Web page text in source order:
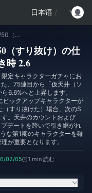
日本语 /
ZZZ天井システムガイド：50/50（すり抜け）の仕組みとガチャの引き時 2.6
（すり抜け）の仕
時 2.6
定キャラクターガチャにお
、75連目から「仮天井（ソ
6.6%へと上昇します。
ピックアップキャラクターが
すり抜けた）場合、次のS
。天井のカウントおよび
デートを跨いで引き継がれ
な第1期のキャラクターを確
が重要となります。
02/05 1 min 読む